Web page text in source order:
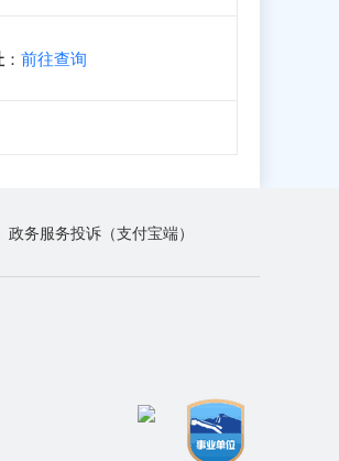
： 前往查询
政务服务投诉（支付宝端）